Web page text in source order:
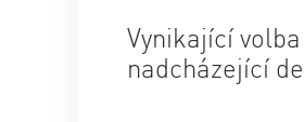
Vynikající
nadcházející